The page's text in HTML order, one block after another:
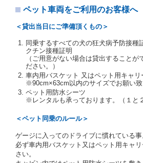
注２）運転免許証とは、道路交
される運転免許証のうち、道路
９条別記様式第１４の書式の運
す。
当社は、貸渡契約の締結にあたり
に対し、運転免許証のほかに本人
提示を求め、及び提出された書類
あります。
当社は、貸渡契約の締結にあたり
人及び運転者と連絡するための携
を求めます。
レジットカード若しくは現金によ
借受人は契約後の借受期間の延長
ます。
当社は、借受人又は運転者が前3項
ペット車両をご利用のお客様へ
＜貸出当日にご準備頂くもの＞
同乗するすべての犬の狂犬病予防接種
クチン接種証明
（ご用意がない場合は貸出することが
ださい。）
車内用バスケット 又はペット用キャリ
※90cm×63cm以内のサイズでお願い致
ペット用防水シーツ
※レンタルも承っております。（１と
＜ペット同乗のルール＞
ゲージに入ってのドライブに慣れている
必ず車内用バスケット又はペット用キャ
さい。